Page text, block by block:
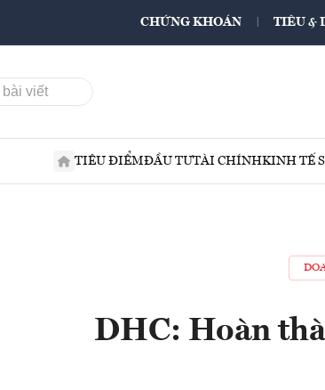
CHỨNG KHOÁN TIÊU &
TIÊU ĐIỂMĐẦU TƯTÀI CHÍNHKINH TẾ
DHC: Hoàn